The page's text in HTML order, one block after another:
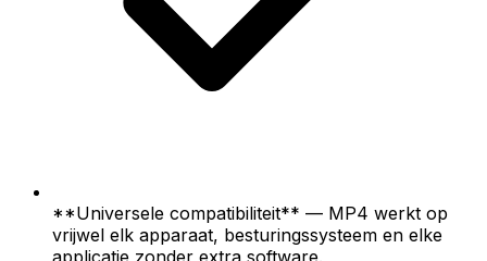
**Universele compatibiliteit** — MP4 werkt op
vrijwel elk apparaat, besturingssysteem en elke
applicatie zonder extra software.